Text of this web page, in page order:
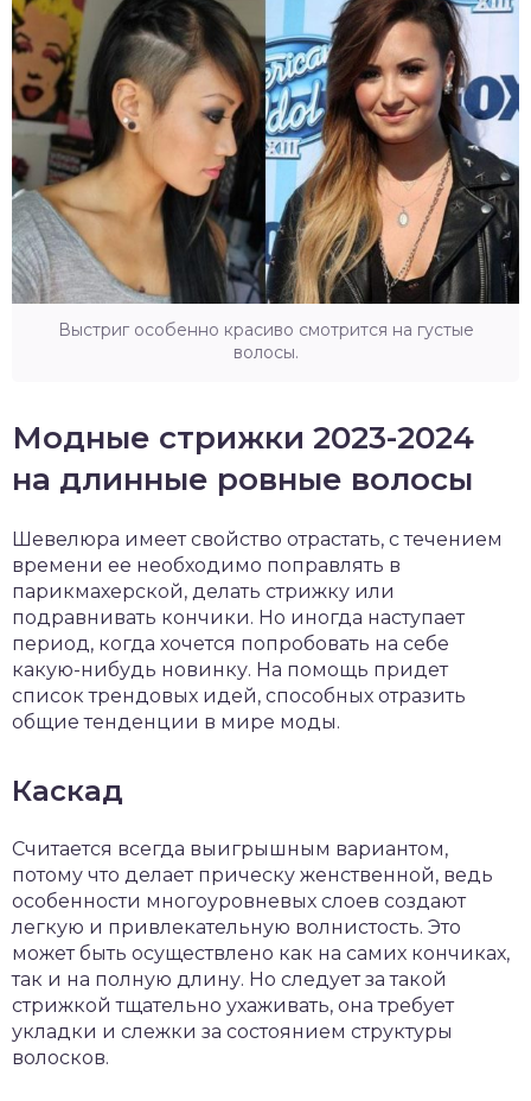
Выстриг особенно красиво смотрится на густые
волосы.
Модные стрижки 2023-2024
на длинные ровные волосы
Шевелюра имеет свойство отрастать, с течением
времени ее необходимо поправлять в
парикмахерской, делать стрижку или
подравнивать кончики. Но иногда наступает
период, когда хочется попробовать на себе
какую-нибудь новинку. На помощь придет
список трендовых идей, способных отразить
общие тенденции в мире моды.
Каскад
Считается всегда выигрышным вариантом,
потому что делает прическу женственной, ведь
особенности многоуровневых слоев создают
легкую и привлекательную волнистость. Это
может быть осуществлено как на самих кончиках,
так и на полную длину. Но следует за такой
стрижкой тщательно ухаживать, она требует
укладки и слежки за состоянием структуры
волосков.